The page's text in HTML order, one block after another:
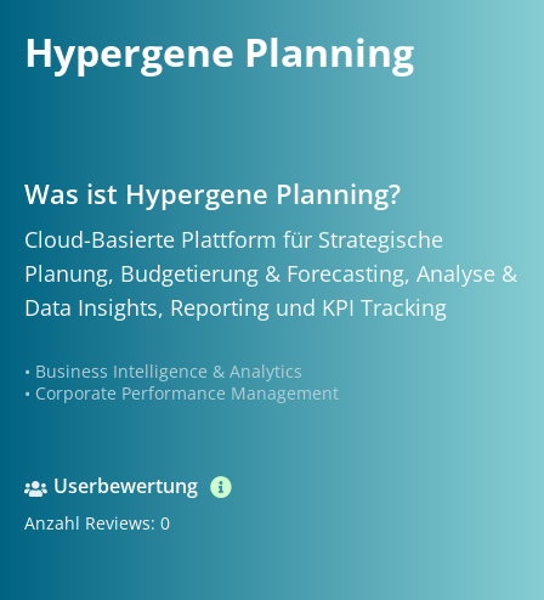
Hypergene Planning
Was ist Hypergene Planning?
Cloud-Basierte Plattform für Strategische
Planung, Budgetierung & Forecasting, Analyse &
Data Insights, Reporting und KPI Tracking
• Business Intelligence & Analytics
• Corporate Performance Management
Userbewertung
Anzahl Reviews: 0